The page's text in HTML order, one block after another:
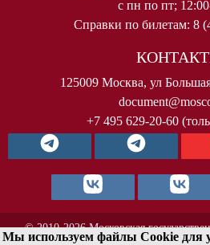
с пн по пт;
Справки по билетам: 8
125009 Москва, ул
+7 495 629-20-60
© 2010-2026 Московская
Мы используем файлы Cookie для